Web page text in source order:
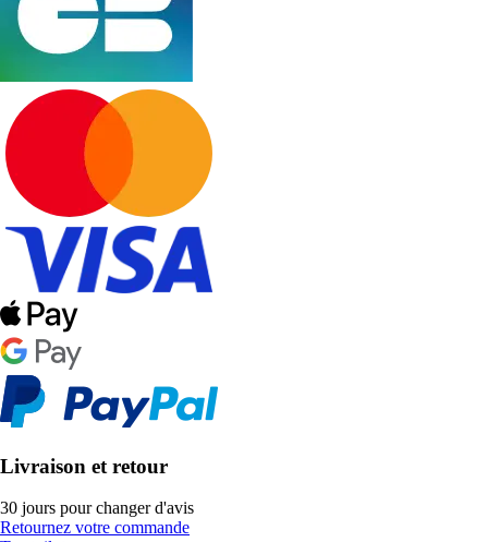
Livraison et retour
30 jours pour changer d'avis
Retournez votre commande